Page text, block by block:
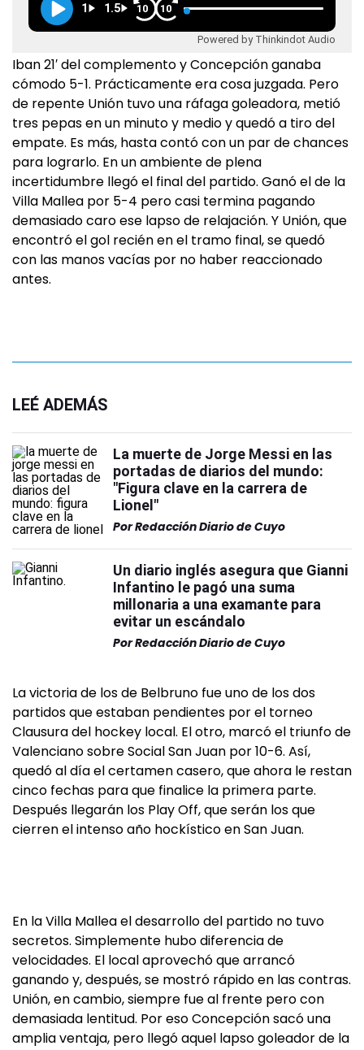
1 1.5 10 10
Powered by Thinkindot Audio
Iban 21′ del complemento y Concepción ganaba
cómodo 5-1. Prácticamente era cosa juzgada. Pero
de repente Unión tuvo una ráfaga goleadora, metió
tres pepas en un minuto y medio y quedó a tiro del
empate. Es más, hasta contó con un par de chances
para lograrlo. En un ambiente de plena
incertidumbre llegó el final del partido. Ganó el de la
Villa Mallea por 5-4 pero casi termina pagando
demasiado caro ese lapso de relajación. Y Unión, que
encontró el gol recién en el tramo final, se quedó
con las manos vacías por no haber reaccionado
antes.
LEÉ ADEMÁS
La muerte de Jorge Messi en las
portadas de diarios del mundo:
"Figura clave en la carrera de
Lionel"
PorRedacción Diario de Cuyo
Un diario inglés asegura que Gianni
Infantino le pagó una suma
millonaria a una examante para
evitar un escándalo
PorRedacción Diario de Cuyo
La victoria de los de Belbruno fue uno de los dos
partidos que estaban pendientes por el torneo
Clausura del hockey local. El otro, marcó el triunfo de
Valenciano sobre Social San Juan por 10-6. Así,
quedó al día el certamen casero, que ahora le restan
cinco fechas para que finalice la primera parte.
Después llegarán los Play Off, que serán los que
cierren el intenso año hockístico en San Juan.
En la Villa Mallea el desarrollo del partido no tuvo
secretos. Simplemente hubo diferencia de
velocidades. El local aprovechó que arrancó
ganando y, después, se mostró rápido en las contras.
Unión, en cambio, siempre fue al frente pero con
demasiada lentitud. Por eso Concepción sacó una
amplia ventaja, pero llegó aquel lapso goleador de la